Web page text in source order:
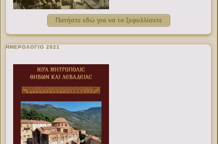
Πατήστε εδώ για να το ξεφυλλίσετε
ΗΜΕΡΟΛΟΓΙΟ 2021